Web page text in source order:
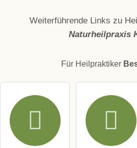
Hiermit akzeptiere ich die .
Die Datenschutzerklärunghabe ich zur
Weiterführende Links zu
Naturheilpraxis
Für Heilpraktiker